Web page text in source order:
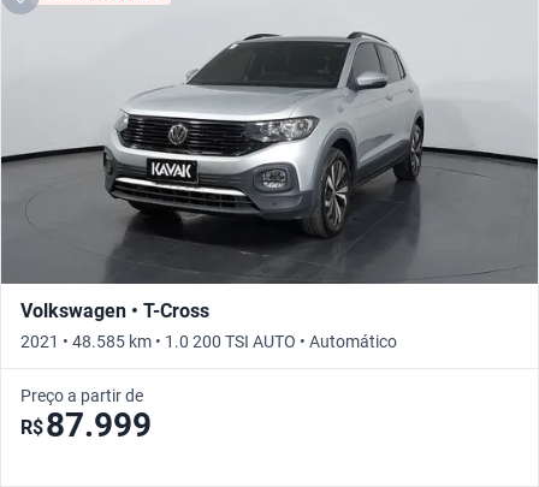
Volkswagen • T-Cross
2021 • 48.585 km • 1.0 200 TSI AUTO • Automático
Preço a partir de
R$87.999